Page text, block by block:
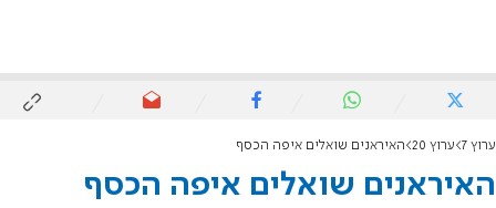
ערוץ 7 ערוץ 20 האיראנים שואלים איפה הכסף
האיראנים שואלים איפה הכסף